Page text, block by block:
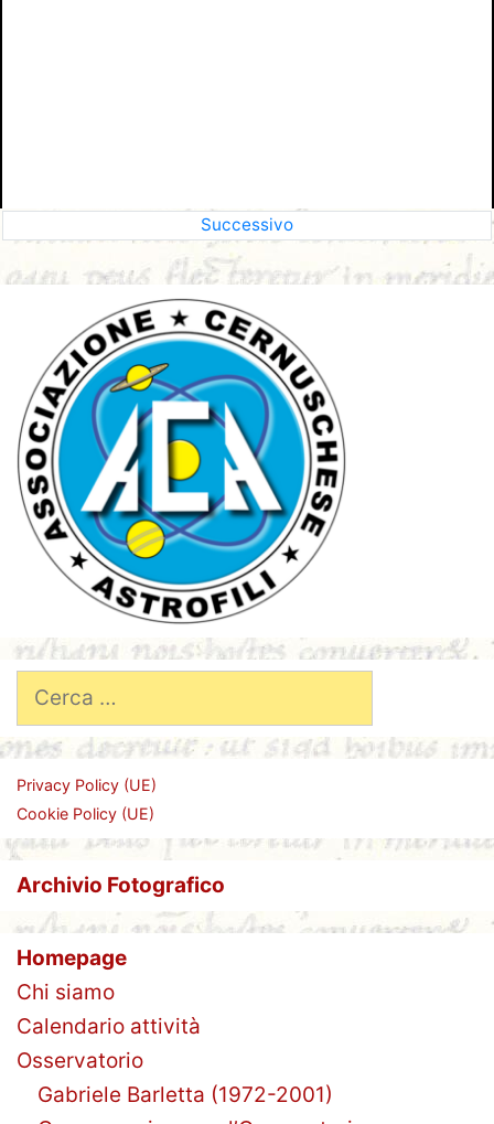
Successivo
per:
Privacy Policy (UE)
Cookie Policy (UE)
Archivio Fotografico
Homepage
Chi siamo
Calendario attività
Osservatorio
Gabriele Barletta (1972-2001)